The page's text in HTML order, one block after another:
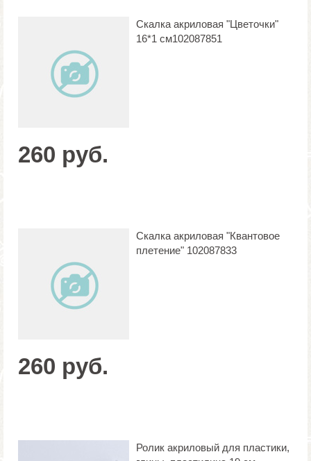
Скалка акриловая "Цветочки"
16*1 см102087851
260 руб.
Скалка акриловая "Квантовое
плетение" 102087833
260 руб.
Ролик акриловый для пластики,